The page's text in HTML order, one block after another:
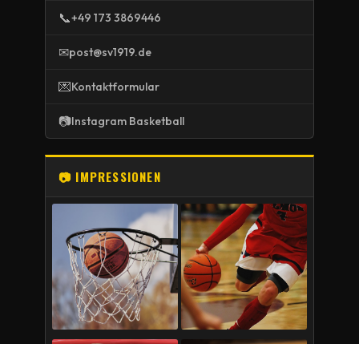
📞+49 173 3869446
✉post@sv1919.de
💌Kontaktformular
📷Instagram Basketball
📷 IMPRESSIONEN